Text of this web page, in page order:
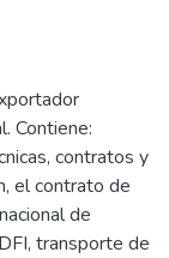
Contiene:
contratos y
el contrato de
de
transporte de